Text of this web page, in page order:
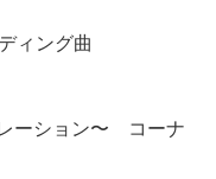
ング曲
ーション〜 コーナ